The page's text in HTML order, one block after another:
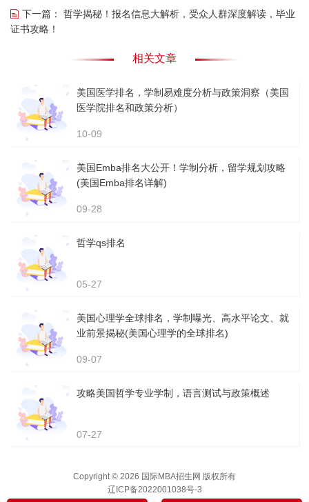
下一篇： 哲学揭秘！报名信息大解析，受众人群深度解读，毕业
证书攻略！
相关文章
美国医学排名，学制易难度分析与政策洞察（美国
医学院排名和政策分析）
10-09
美国Emba排名大公开！学制分析，留学规划攻略
(美国Emba排名详解)
09-28
哲学qs排名
05-27
美国心理学全球排名，学制曝光、高水平论文、就
业前景揭秘(美国心理学的全球排名)
09-07
攻略美国哲学专业学制，语言测试与政策概述
07-27
Copyright © 2026 国际MBA招生网 版权所有
辽ICP备2022001038号-3